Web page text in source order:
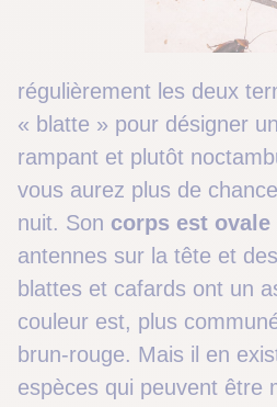
régulièrement les deux
« blatte » pour désigner
rampant et plutôt
vous aurez plus de
nuit. Son corps est ovale
antennes sur la tête et
blattes et cafards ont un
couleur est, plus
brun-rouge. Mais il en
espèces qui peuvent être